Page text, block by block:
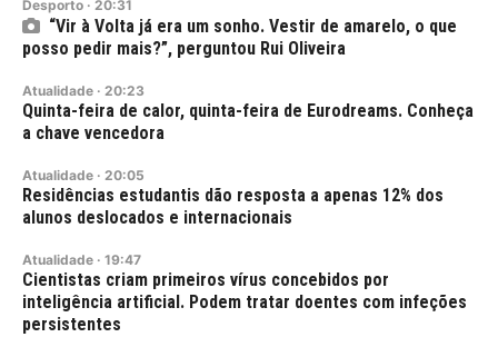
Desporto · 20:31
“Vir à Volta já era um sonho. Vestir de amarelo, o que
posso pedir mais?”, perguntou Rui Oliveira
Atualidade · 20:23
Quinta-feira de calor, quinta-feira de Eurodreams. Conheça
a chave vencedora
Atualidade · 20:05
Residências estudantis dão resposta a apenas 12% dos
alunos deslocados e internacionais
Atualidade · 19:47
Cientistas criam primeiros vírus concebidos por
inteligência artificial. Podem tratar doentes com infeções
persistentes